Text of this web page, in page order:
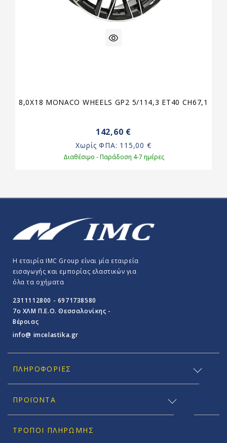
8,0X18 MONACO WHEELS GP2 5/114,3 ET40 CH67,1
142,60 €
Χωρίς ΦΠΑ: 115,00 €
Διαθέσιμο - Παράδοση 4-7 ημέρες
Η εταιρία IMC Group είναι μία εταιρεία
εισαγωγής και εμπορίας ελαστικών για
όλα τα οχήματα
2311112800 - 6971738580
7o ΧΛΜ Π.E.O. Θεσσαλονίκης -
Βέροιας
info@ imcelastika.gr
ΠΛΗΡΟΦΟΡΊΕΣ
ΠΡΟΪΟΝΤΑ
ΤΡΌΠΟΙ ΠΛΗΡΩΜΉΣ